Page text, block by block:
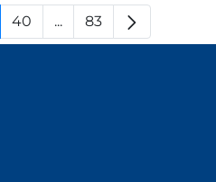
Pagina
40 ...Pagine intermedie
Pagina
83